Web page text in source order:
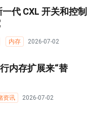
代 CXL 开关和控制
内存 2026-07-02
内存扩展来“替
资讯 2026-07-02